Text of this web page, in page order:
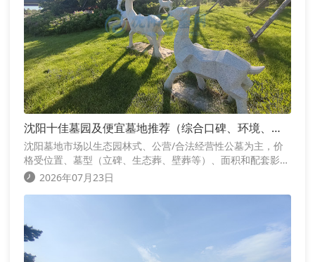
沈阳十佳墓园及便宜墓地推荐（综合口碑、环境、价
格，2025-2026年参考数据）
沈阳墓地市场以生态园林式、公营/合法经营性公墓为主，价
格受位置、墓型（立碑、生态葬、壁葬等）、面积和配套影
响。一般普通立碑墓起价1-3万元，生态/节地葬更便宜（几千
2026年07月23日